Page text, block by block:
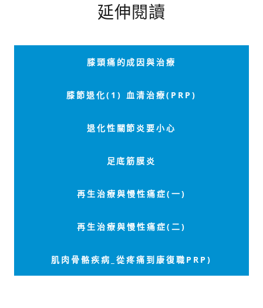
延伸閱讀
膝頭痛的成因與治療
膝節退化(1) 血清治療(PRP)
退化性關節炎要小心
足底筋膜炎
再生治療與慢性痛症(一)
再生治療與慢性痛症(二)
肌肉骨骼疾病_從疼痛到康復職PRP)